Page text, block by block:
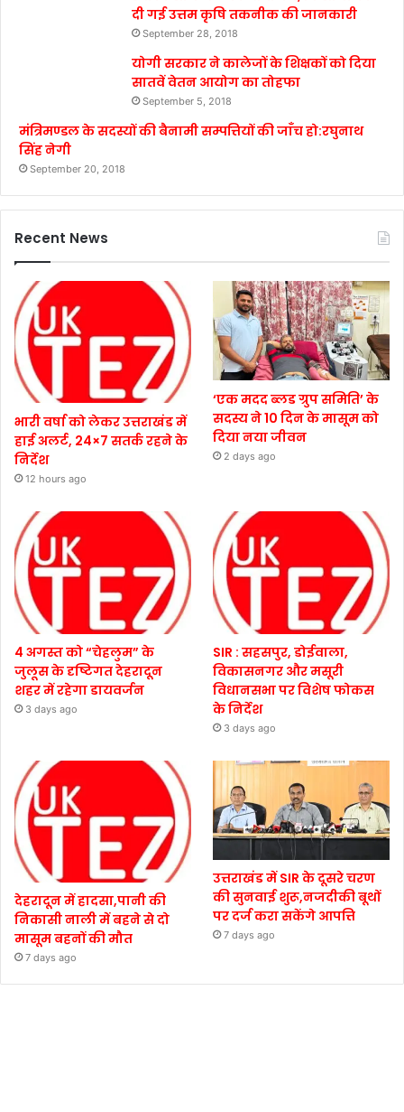
दी गई उत्तम कृषि तकनीक की जानकारी
September 28, 2018
योगी सरकार ने कालेजों के शिक्षकों को दिया
सातवें वेतन आयोग का तोहफा
September 5, 2018
मंत्रिमण्डल के सदस्यों की बैनामी सम्पत्तियों की जाँच हो:रघुनाथ
सिंह नेगी
September 20, 2018
Recent News
भारी वर्षा को लेकर उत्तराखंड में
हाई अलर्ट, 24×7 सतर्क रहने के
निर्देश
12 hours ago
‘एक मदद ब्लड ग्रुप समिति’ के
सदस्य ने 10 दिन के मासूम को
दिया नया जीवन
2 days ago
4 अगस्त को “चेहलुम” के
जुलूस के दृष्टिगत देहरादून
शहर में रहेगा डायवर्जन
3 days ago
SIR : सहसपुर, डोईवाला,
विकासनगर और मसूरी
विधानसभा पर विशेष फोकस
के निर्देश
3 days ago
देहरादून में हादसा,पानी की
निकासी नाली में बहने से दो
मासूम बहनों की मौत
7 days ago
उत्तराखंड में SIR के दूसरे चरण
की सुनवाई शुरू,नजदीकी बूथों
पर दर्ज करा सकेंगे आपत्ति
7 days ago